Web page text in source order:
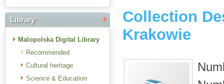
Library
Malopolska Digital Library
Recommended
Cultural heritage
Science & Education
Collection
Krakowie